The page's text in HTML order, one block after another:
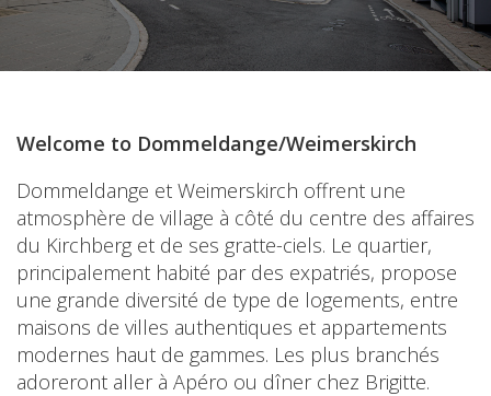
Welcome to Dommeldange/Weimerskirch
Dommeldange et Weimerskirch offrent une
atmosphère de village à côté du centre des affaires
du Kirchberg et de ses gratte-ciels. Le quartier,
principalement habité par des expatriés, propose
une grande diversité de type de logements, entre
maisons de villes authentiques et appartements
modernes haut de gammes. Les plus branchés
adoreront aller à Apéro ou dîner chez Brigitte.